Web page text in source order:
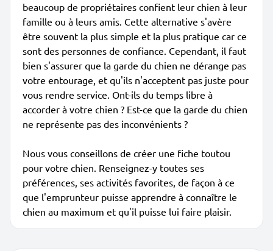
beaucoup de propriétaires confient leur chien à leur
famille ou à leurs amis. Cette alternative s'avère
être souvent la plus simple et la plus pratique car ce
sont des personnes de confiance. Cependant, il faut
bien s'assurer que la garde du chien ne dérange pas
votre entourage, et qu'ils n'acceptent pas juste pour
vous rendre service. Ont-ils du temps libre à
accorder à votre chien ? Est-ce que la garde du chien
ne représente pas des inconvénients ?
Nous vous conseillons de créer une fiche toutou
pour votre chien. Renseignez-y toutes ses
préférences, ses activités favorites, de façon à ce
que l'emprunteur puisse apprendre à connaître le
chien au maximum et qu'il puisse lui faire plaisir.